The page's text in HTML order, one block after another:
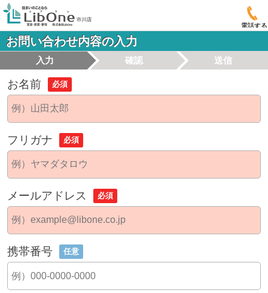
電話する
お問い合わせ内容の入力
入力 確認 送信
お名前 必須
フリガナ 必須
メールアドレス 必須
携帯番号 任意